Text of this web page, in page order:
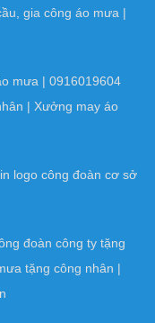
gia công áo mưa |
mưa | 0916019604
| Xưởng may áo
logo công đoàn cơ sở
đoàn công ty tặng
tặng công nhân |